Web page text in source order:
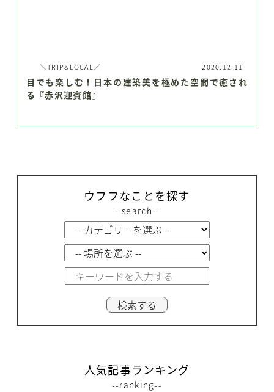
＼TRIP&LOCAL／ 2020.12.11
目でも楽しむ！日本の建築美を極めた空間で癒され
る『赤沢迎賓館』
ウフフなことを探す
--search--
人気記事ランキング
--ranking--